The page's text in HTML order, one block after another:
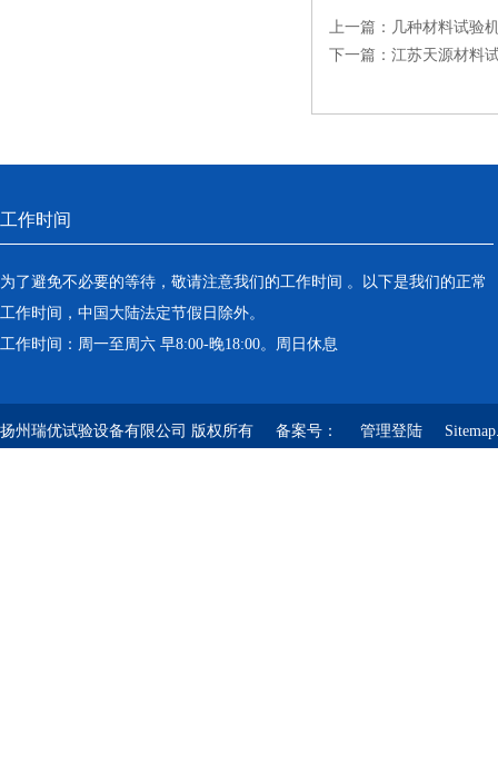
上一篇： 几种材料试验
下一篇： 江苏天源材料
工作时间
为了避免不必要的等待，敬请注意我们的工作时间 。以下是我们的正常
工作时间，中国大陆法定节假日除外。
工作时间：周一至周六 早8:00-晚18:00。周日休息
扬州瑞优试验设备有限公司 版权所有 备案号： 管理登陆